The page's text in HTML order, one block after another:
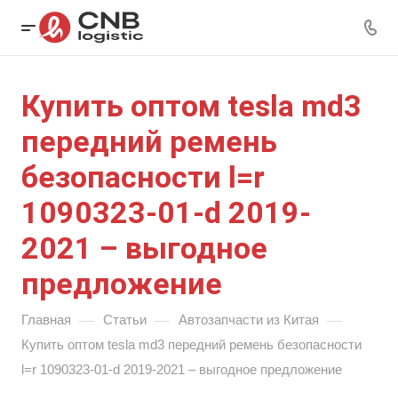
Купить оптом tesla md3
передний ремень
безопасности l=r
1090323-01-d 2019-
2021 – выгодное
предложение
Главная — Статьи — Автозапчасти из Китая —
Купить оптом tesla md3 передний ремень безопасности
l=r 1090323-01-d 2019-2021 – выгодное предложение